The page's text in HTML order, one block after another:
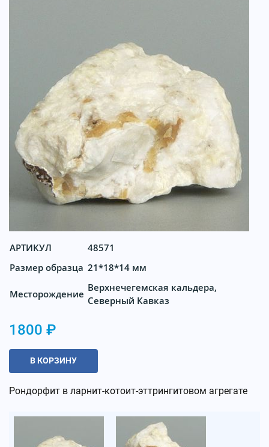
АРТИКУЛ
48571
Размер образца 21*18*14 мм
Месторождение
Верхнечегемская кальдера,
Северный Кавказ
1800 ₽
В КОРЗИНУ
Рондорфит в ларнит-котоит-эттрингитовом агрегате